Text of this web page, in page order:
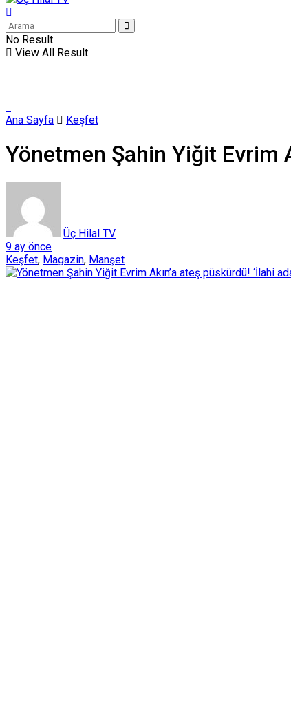
No Result
View All Result
Ana Sayfa Keşfet
Yönetmen Şahin Yiğit Evrim
Üç Hilal TV
9 ay önce
Keşfet, Magazin, Manşet